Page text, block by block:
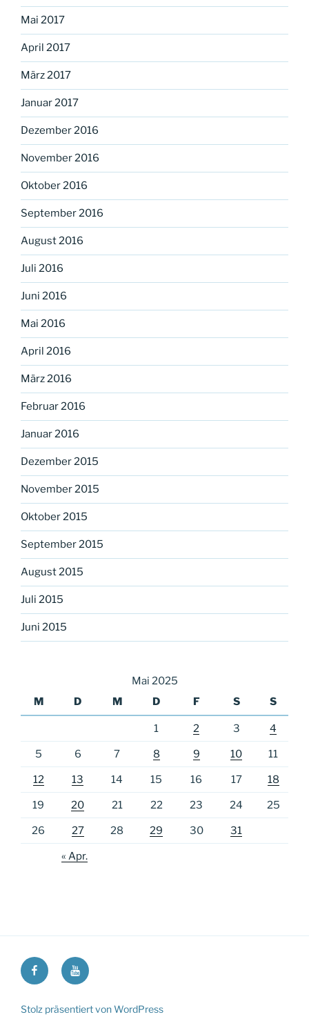
Mai 2017
April 2017
März 2017
Januar 2017
Dezember 2016
November 2016
Oktober 2016
September 2016
August 2016
Juli 2016
Juni 2016
Mai 2016
April 2016
März 2016
Februar 2016
Januar 2016
Dezember 2015
November 2015
Oktober 2015
September 2015
August 2015
Juli 2015
Juni 2015
Mai 2025
M
D M D F S S
1 2 3 4
5 6 7 8 9 10 11
12 13 14 15 16 17 18
19 20 21 22 23 24 25
26 27 28 29 30 31
« Apr.
Ricos
Long
Ricos
Long
Stolz präsentiert von WordPress